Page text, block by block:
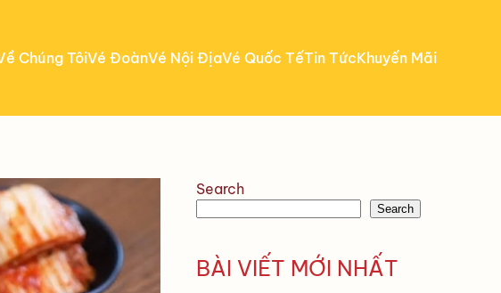
Chúng TôiVé ĐoànVé Nội ĐịaVé Quốc TếTin TứcKhuyến Mãi
Search
Search
BÀI VIẾT MỚI NHẤT